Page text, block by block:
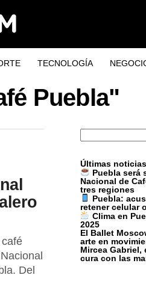
TECNOLOGÍA
Puebla"
Del
Buscar
Últimas noticias
Puebla será
Nacional de
tres regiones
Puebla:
retener celular
Clima en
2025
El Ballet
arte en
Mircea Gabriel,
cura con las